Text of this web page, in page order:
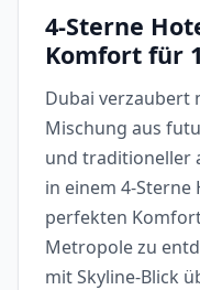
4-Sterne
Komfort für
Dubai verzaubert
Mischung aus
und traditioneller
in einem 4-
perfekten
Metropole zu
mit Skyline-Blick